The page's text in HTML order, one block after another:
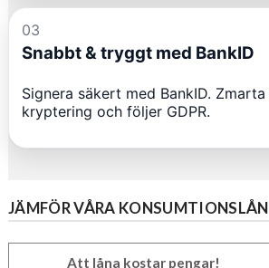
JÄMFÖR VÅRA KONSUMTIONSLÅN
Att låna kostar pengar!